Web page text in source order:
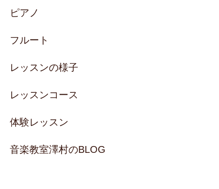
ピアノ
フルート
レッスンの様子
レッスンコース
体験レッスン
音楽教室澤村のBLOG